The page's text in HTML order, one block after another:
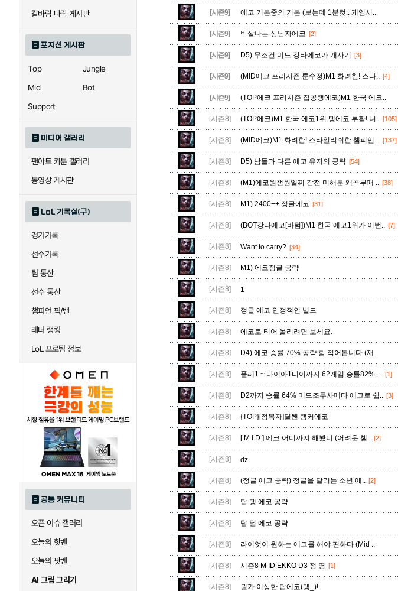
칼바람 나락 게시판
포지션 게시판
Top
Jungle
Mid
Bot
Support
미디어 갤러리
팬아트 카툰 갤러리
동영상 게시판
LoL 기록실(구)
경기기록
선수기록
팀 통산
선수 통산
챔피언 픽/밴
레더 랭킹
LoL 프로팀 정보
공통 커뮤니티
오픈 이슈 갤러리
오늘의 핫벤
오늘의 팟벤
AI 그림 그리기
질리언 징크스
카이사 카직스 카타리나 칼리스타 케넨 케이틀린
크산테 클레드 키아나 킨드레드 타릭
트리스타나
하이머딩거 헤카림 흐웨이
[시즌9] 에코 기본중의 기본 (보는데 1분컷:: 게임시..
[시즌9] 박살나는 상남자에코 [2]
[시즌9] D5) 무조건 미드 강타에코가 개사기 [3]
[시즌9] (MID에코 프리시즌 룬수정)M1 화려한! 스타.. [4]
[시즌9] (TOP에코 프리시즌 집공탱에코)M1 한국 에코..
[시즌8] (TOP에코)M1 한국 에코1위 탱에코 부활! 너.. [105]
[시즌8]
(MID에코)M1 화려한! 스타일리쉬한 챔피언 .. [137]
[시즌8]
D5) 남들과 다른 에코 유저의 공략 [54]
[시즌8]
(M1)에코원챔원일찌 감전 미해분 왜곡부패 .. [38]
[시즌8]
M1) 2400++ 정글에코 [31]
[시즌8]
(BOT강타에코[바텀])M1 한국 에코1위가 이번.. [7]
[시즌8]
Want to carry? [34]
[시즌8]
M1) 에코정글 공략
[시즌8] 1
[시즌8] 정글 에코 안정적인 빌드
[시즌8] 에코로 티어 올리려면 보세요.
[시즌8] D4) 에코 승률 70% 공략 함 적어봅니다 (재..
[시즌8] 플레1 ~ 다이아1티어까지 62게임 승률82%. .. [1]
[시즌8] D2까지 승률 64% 미드조무사메타 에코로 쉽.. [3]
[시즌8] {TOP}[정복자]딜쌘 탱커에코
[시즌8] [ M I D ] 에코 어디까지 해봤니 (어려운 챔.. [2]
[시즌8] dz
[시즌8] (정글 에코 공략) 정글을 달리는 소년 에.. [2]
[시즌8] 탑 탱 에코 공략
[시즌8] 탑 딜 에코 공략
[시즌8] 라이엇이 원하는 에코를 해야 편하다 (Mid ..
[시즌8] 시즌8 M ID EKKO D3 정 명 [1]
[시즌8] 뭔가 이상한 탑에코(탱_)!